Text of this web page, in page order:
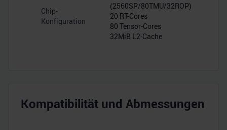
Chip-
Konfiguration
(2560SP/80TMU/32ROP)
20 RT-Cores
80 Tensor-Cores
32MiB L2-Cache
Kompatibilität und Abmessungen